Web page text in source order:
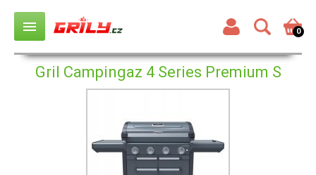
0
menu
Gril Campingaz 4 Series Premium S